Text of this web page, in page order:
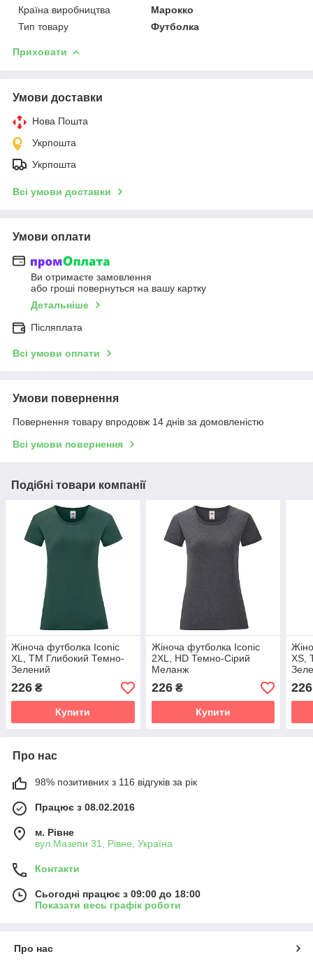
Країна виробництва
Марокко
Тип товару
Футболка
Приховати
Умови доставки
Нова Пошта
Укрпошта
Укрпошта
Всі умови доставки
Умови оплати
Ви отримаєте замовлення
або гроші повернуться на вашу картку
Детальніше
Післяплата
Всі умови оплати
Умови повернення
Повернення товару впродовж 14 днів за домовленістю
Всі умови повернення
Подібні товари компанії
Жіноча футболка Iconic
XL, TM Глибокий Темно-
Зелений
226 ₴
Купити
Жіноча футболка Iconic
2XL, HD Темно-Сірий
Меланж
226₴
Купити
XS,
226
Про нас
98% позитивних з 116 відгуків за рік
Працює з 08.02.2016
м. Рівне
вул.Мазепи 31, Рівне, Україна
Контакти
Сьогодні працює з 09:00 до 18:00
Показати весь графік роботи
Про нас